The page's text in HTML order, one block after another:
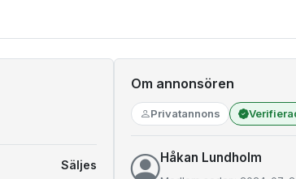
Säljes
Om annonsören
Privatannons
Håkan Lundholm